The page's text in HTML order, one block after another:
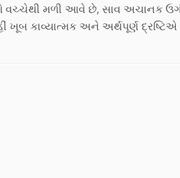
વચ્ચેથી મળી આવે છે, સાવ અચાનક
ખૂબ કાવ્યાત્મક અને અર્થપૂર્ણ